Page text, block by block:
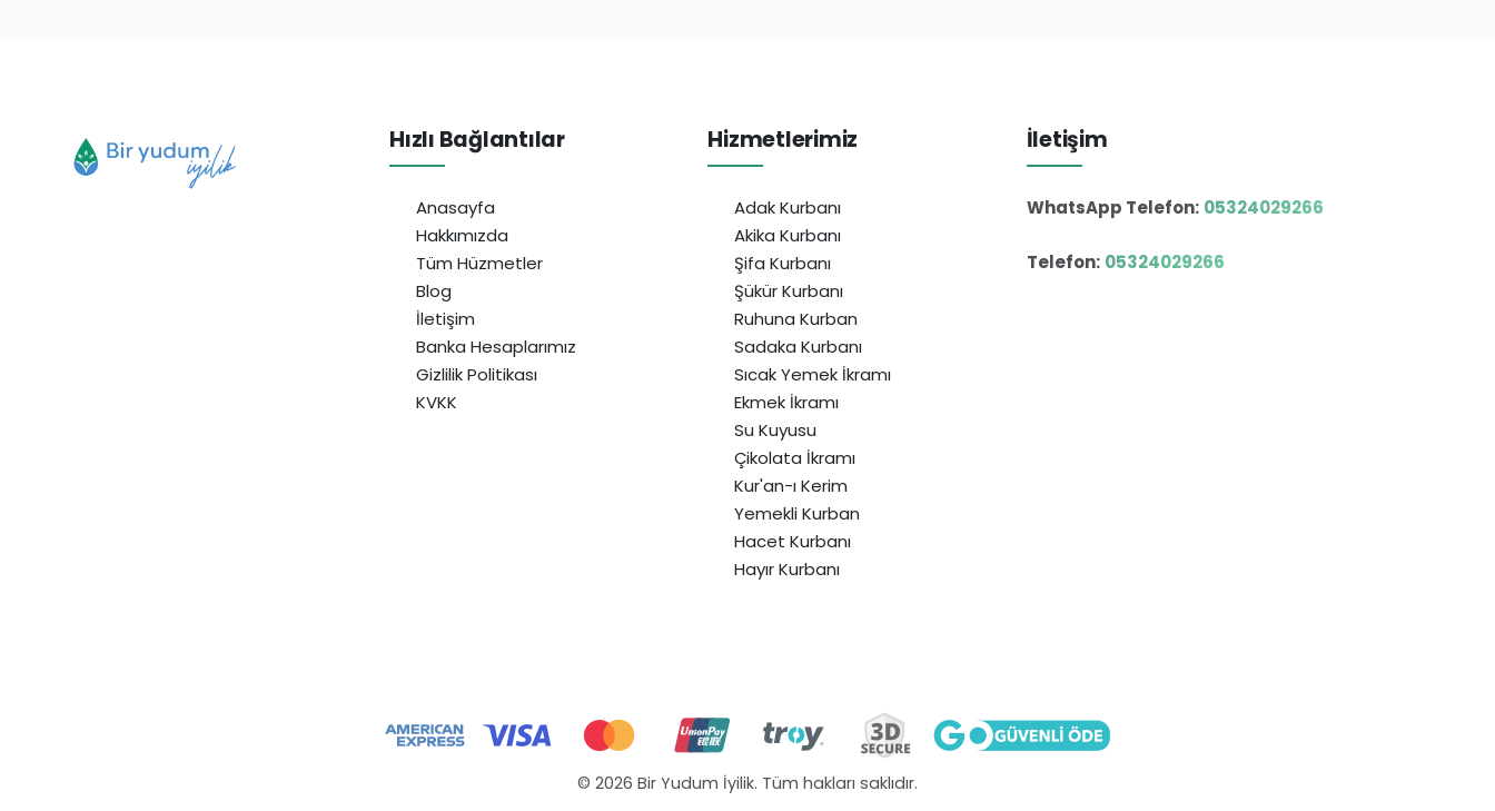
Hızlı Bağlantılar
Anasayfa
Hakkımızda
Tüm Hüzmetler
Blog
İletişim
Banka Hesaplarımız
Gizlilik Politikası
KVKK
Hizmetlerimiz
Adak Kurbanı
Akika Kurbanı
Şifa Kurbanı
Şükür Kurbanı
Ruhuna Kurban
Sadaka Kurbanı
Sıcak Yemek İkramı
Ekmek İkramı
Su Kuyusu
Çikolata İkramı
Kur'an-ı Kerim
Yemekli Kurban
Hacet Kurbanı
Hayır Kurbanı
İletişim
WhatsApp Telefon: 05324029266
Telefon: 05324029266
© 2026 Bir Yudum İyilik. Tüm hakları saklıdır.